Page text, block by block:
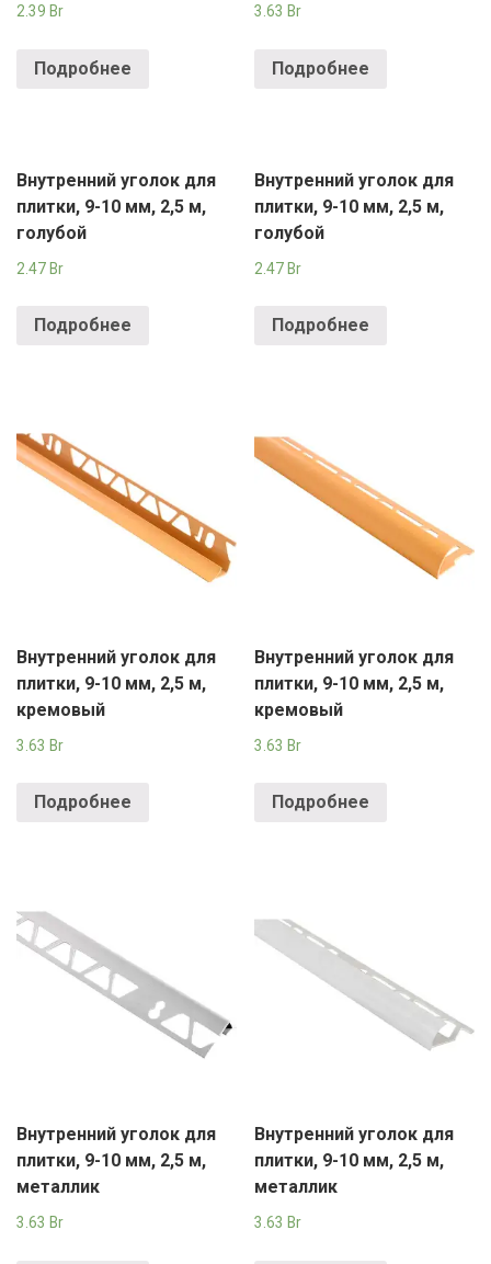
2.39 Br
Подробнее
3.63 Br
Подробнее
Внутренний уголок для
плитки, 9-10 мм, 2,5 м,
голубой
2.47Br
Подробнее
Внутренний уголок для
плитки, 9-10 мм, 2,5 м,
голубой
2.47Br
Подробнее
Внутренний уголок для
плитки, 9-10 мм, 2,5 м,
кремовый
3.63 Br
Подробнее
Внутренний уголок для
плитки, 9-10 мм, 2,5 м,
кремовый
3.63 Br
Подробнее
Внутренний уголок для
плитки, 9-10 мм, 2,5 м,
металлик
3.63 Br
Внутренний уголок для
плитки, 9-10 мм, 2,5 м,
металлик
3.63 Br